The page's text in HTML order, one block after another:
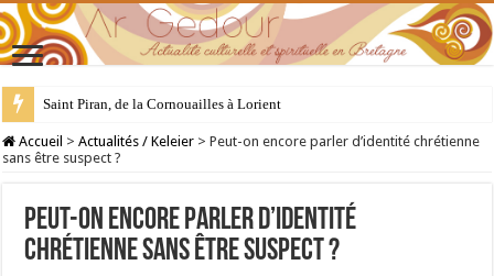
28 juillet : Saint Samson de Dol, père de la Bretagne chrétienne
Accueil > Actualités / Keleier > Peut-on encore parler d’identité chrétienne
sans être suspect ?
Peut-on encore parler d’identité
chrétienne sans être suspect ?